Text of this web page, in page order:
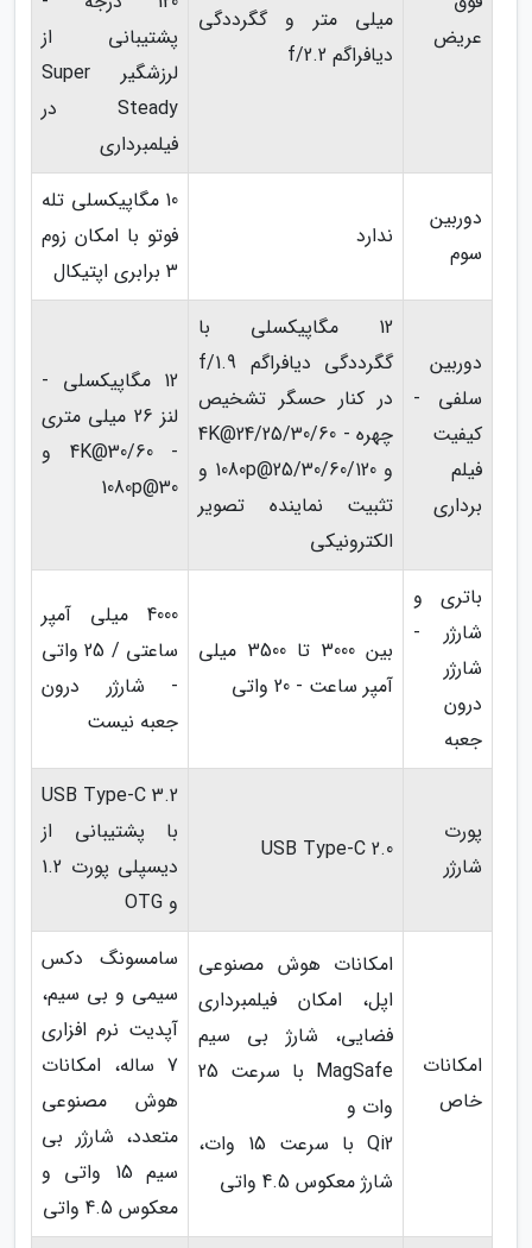
عریض
میلی متر و گگرددگی
دیافراگم f/2.2
پشتیبانی از
لرزشگیر Super
Steady در
فیلمبرداری
دوربین
سوم
ندارد
10 مگاپیکسلی تله
فوتو با امکان زوم
3 برابری اپتیکال
دوربین
سلفی -
کیفیت
فیلم
برداری
12 مگاپیکسلی با
گگرددگی دیافراگم f/1.9
در کنار حسگر تشخیص
چهره - 4K@24/25/30/60
و 1080p@25/30/60/120 و
تثبیت نماینده تصویر
الکترونیکی
12 مگاپیکسلی -
لنز 26 میلی متری
- 4K@30/60 و
1080p@30
باتری و
شارژر -
شارژر
درون
جعبه
بین 3000 تا 3500 میلی
آمپر ساعت - 20 واتی
4000 میلی آمپر
ساعتی / 25 واتی
- شارژر درون
جعبه نیست
پورت
شارژر
USB Type-C 2.0
USB Type-C 3.2
با پشتیبانی از
دیسپلی پورت 1.2
و OTG
امکانات
خاص
امکانات هوش مصنوعی
اپل، امکان فیلمبرداری
فضایی، شارژ بی سیم
MagSafe با سرعت 25
وات و
Qi2 با سرعت 15 وات،
شارژ معکوس 4.5 واتی
سامسونگ دکس
سیمی و بی سیم،
آپدیت نرم افزاری
7 ساله، امکانات
هوش مصنوعی
متعدد، شارژر بی
سیم 15 واتی و
معکوس 4.5 واتی